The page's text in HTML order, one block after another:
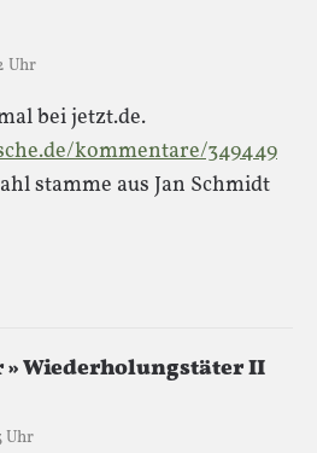
Uhr
bei jetzt.de.
kommentare/349449
stamme aus Jan Schmidt
» Wiederholungstäter II
Uhr